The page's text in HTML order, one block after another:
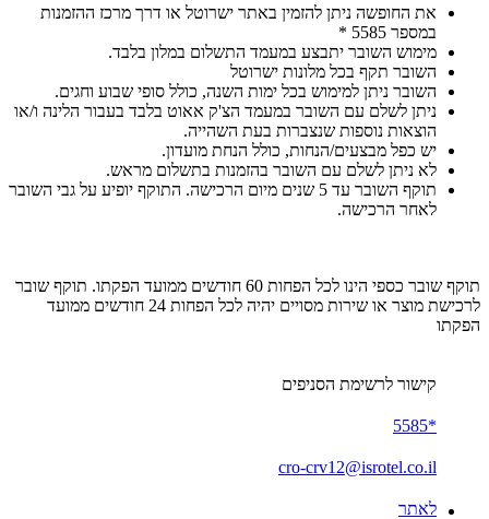
את החופשה ניתן להזמין באתר ישרוטל או דרך מרכז ההזמנות
במספר 5585 *
מימוש השובר יתבצע במעמד התשלום במלון בלבד.
השובר תקף בכל מלונות ישרוטל
השובר ניתן למימוש בכל ימות השנה, כולל סופי שבוע וחגים.
ניתן לשלם עם השובר במעמד הצ'ק אאוט בלבד בעבור הלינה ו/או
הוצאות נוספות שנצברות בעת השהייה.
יש כפל מבצעים/הנחות, כולל הנחת מועדון.
לא ניתן לשלם עם השובר בהזמנות בתשלום מראש.
תוקף השובר עד 5 שנים מיום הרכישה. התוקף יופיע על גבי השובר
לאחר הרכישה.
תוקף שובר כספי הינו לכל הפחות 60 חודשים ממועד הפקתו. תוקף שובר
לרכישת מוצר או שירות מסויים יהיה לכל הפחות 24 חודשים ממועד
הפקתו
קישור לרשימת הסניפים
*5585
cro-crv12@isrotel.co.il
לאתר